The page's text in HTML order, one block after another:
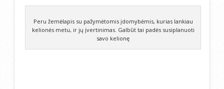
Peru žemėlapis su pažymėtomis įdomybėmis, kurias lankiau
kelionės metu, ir jų įvertinimas. Galbūt tai padės susiplanuoti
savo kelionę